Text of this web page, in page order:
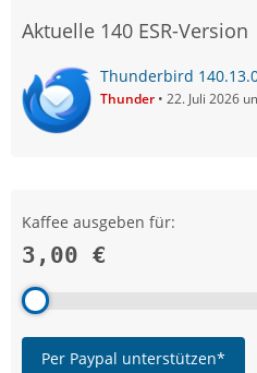
Aktuelle 140 ESR-Version
Thunderbird
Thunder 22. Juli 2026
Kaffee ausgeben für:
3,00 €
Per Paypal unterstützen*